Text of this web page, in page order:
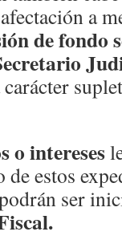
a
de fondo
o intereses
de estos
ser